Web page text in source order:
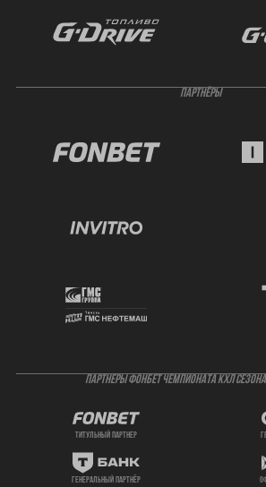
ПАРТНЁРЫ
ПАРТНЕРЫ ФОНБЕТ ЧЕМПИОНАТА КХЛ
титульный партнер
генеральный партнёр